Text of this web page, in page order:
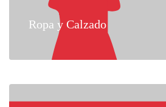
Ropa y Calzado